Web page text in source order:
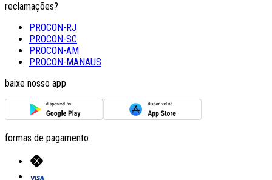
reclamações?
PROCON-RJ
PROCON-SC
PROCON-AM
PROCON-MANAUS
baixe nosso app
formas de pagamento